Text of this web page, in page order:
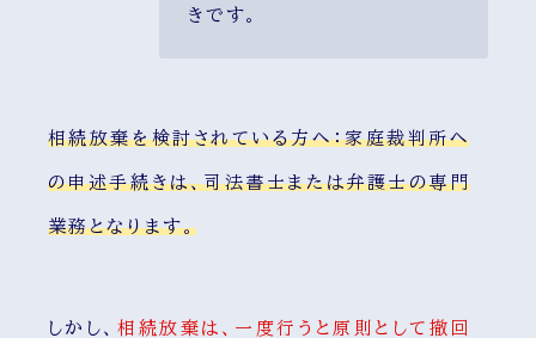
きです。
相続放棄を検討されている方へ：家庭裁判所へ
の申述手続きは、司法書士または弁護士の専門
業務となります。
しかし、相続放棄は、一度行うと原則として撤回